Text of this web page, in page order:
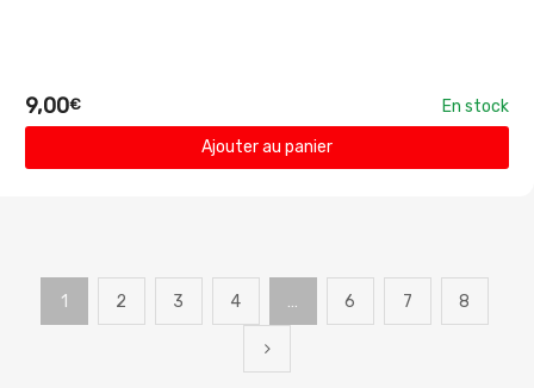
9,00€
En stock
Ajouter au panier
1 2 3 4 … 6 7 8